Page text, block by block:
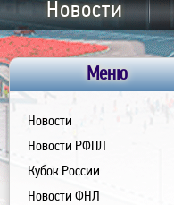
Новости
Меню
Новости
Новости РФПЛ
Кубок России
Новости ФНЛ